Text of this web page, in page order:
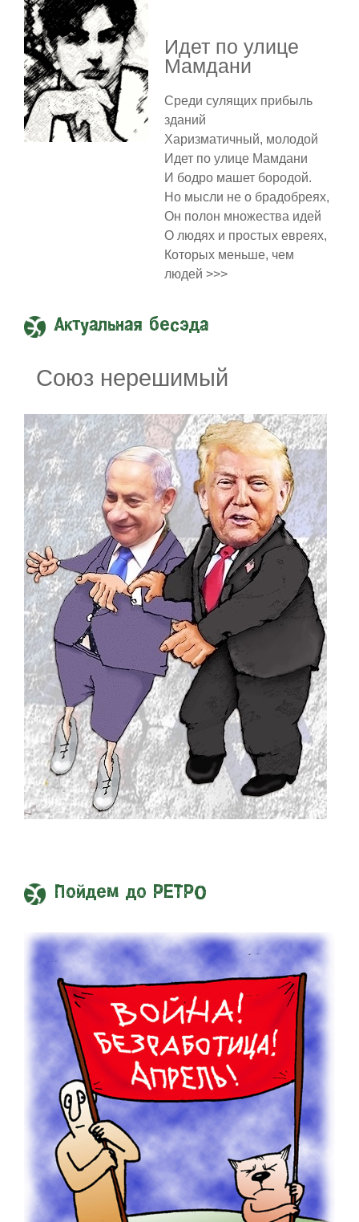
Идет по улице
Мамдани
Среди сулящих прибыль
зданий
Харизматичный, молодой
Идет по улице Мамдани
И бодро машет бородой.
Но мысли не о брадобреях,
Он полон множества идей
О людях и простых евреях,
Которых меньше, чем
людей >>>
Актуальная бесэда
Союз нерешимый
Пойдем до РЕТРО